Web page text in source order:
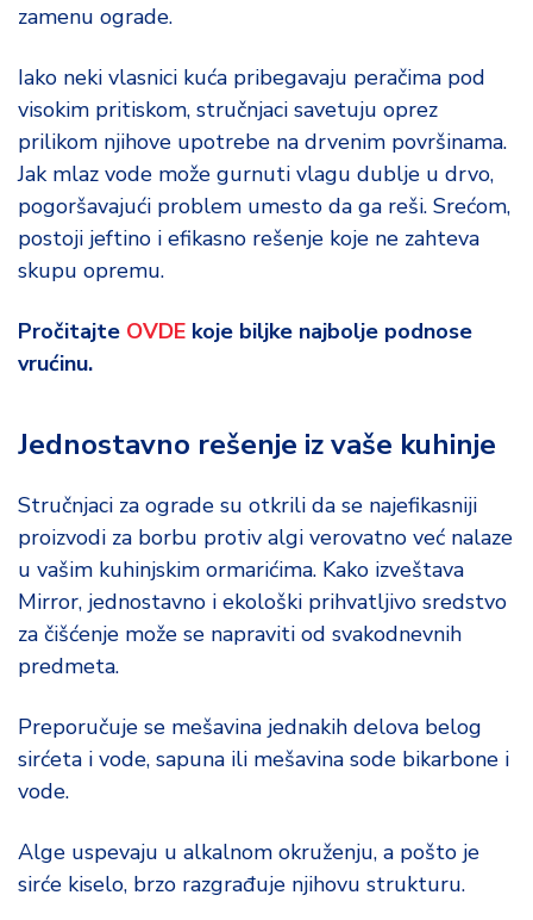
zamenu ograde.
Iako neki vlasnici kuća pribegavaju peračima pod
visokim pritiskom, stručnjaci savetuju oprez
prilikom njihove upotrebe na drvenim površinama.
Jak mlaz vode može gurnuti vlagu dublje u drvo,
pogoršavajući problem umesto da ga reši. Srećom,
postoji jeftino i efikasno rešenje koje ne zahteva
skupu opremu.
Pročitajte OVDE koje biljke najbolje podnose
vrućinu.
Jednostavno rešenje iz vaše kuhinje
Stručnjaci za ograde su otkrili da se najefikasniji
proizvodi za borbu protiv algi verovatno već nalaze
u vašim kuhinjskim ormarićima. Kako izveštava
Mirror, jednostavno i ekološki prihvatljivo sredstvo
za čišćenje može se napraviti od svakodnevnih
predmeta.
Preporučuje se mešavina jednakih delova belog
sirćeta i vode, sapuna ili mešavina sode bikarbone i
vode.
Alge uspevaju u alkalnom okruženju, a pošto je
sirće kiselo, brzo razgrađuje njihovu strukturu.